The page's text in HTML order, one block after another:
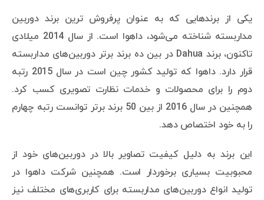
یکی از برندهایی که به عنوان پرفروش ترین برند دوربین
مداربسته شناخته می‌شود، داهوا است. از سال 2014 میلادی
تاکنون، برند Dahua در بین ده برند برتر دوربین‌های مداربسته
قرار دارد. داهوا که تولید کشور چین است در سال 2015 رتبه
دوم را برای محصولات و خدمات نظارت تصویری کسب کرد.
همچنین در سال 2016 از بین 50 برند برتر توانست رتبه چهارم
را به خود اختصاص دهد.
این برند به دلیل کیفیت تصاویر بالا در دوربین‌های خود از
محبوبیت بسیاری برخوردار است. همچنین شرکت داهوا در
تولید انواع دوربین‌های مداربسته برای کاربری‌های مختلف نیز